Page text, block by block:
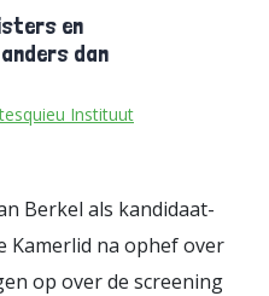
en
dan
Instituut
Berkel als kandidaat-
Kamerlid na ophef over
op over de screening